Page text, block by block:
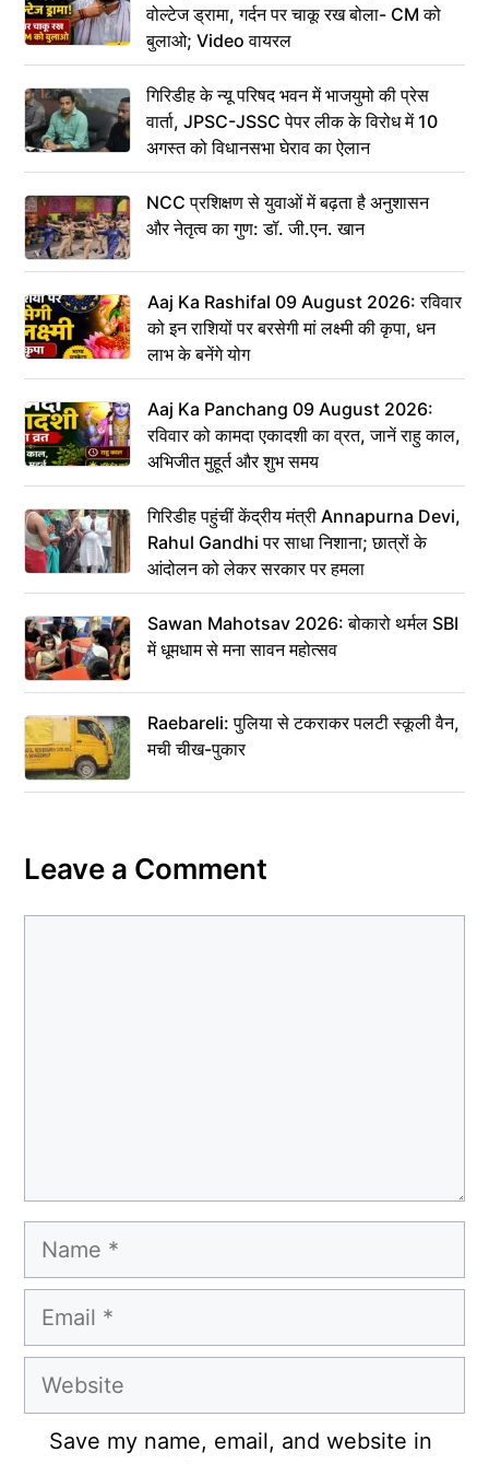
वोल्टेज ड्रामा, गर्दन पर चाकू रख बोला- CM को
बुलाओ; Video वायरल
गिरिडीह के न्यू परिषद भवन में भाजयुमो की प्रेस
वार्ता, JPSC-JSSC पेपर लीक के विरोध में 10
अगस्त को विधानसभा घेराव का ऐलान
NCC प्रशिक्षण से युवाओं में बढ़ता है अनुशासन
और नेतृत्व का गुण: डॉ. जी.एन. खान
Aaj Ka Rashifal 09 August 2026: रविवार
को इन राशियों पर बरसेगी मां लक्ष्मी की कृपा, धन
लाभ के बनेंगे योग
Aaj Ka Panchang 09 August 2026:
रविवार को कामदा एकादशी का व्रत, जानें राहु काल,
अभिजीत मुहूर्त और शुभ समय
गिरिडीह पहुंचीं केंद्रीय मंत्री Annapurna Devi,
Rahul Gandhi पर साधा निशाना; छात्रों के
आंदोलन को लेकर सरकार पर हमला
Sawan Mahotsav 2026: बोकारो थर्मल SBI
में धूमधाम से मना सावन महोत्सव
Raebareli: पुलिया से टकराकर पलटी स्कूली वैन,
मची चीख-पुकार
Leave a Comment
Name
Email
Website
Save my name, email, and website in